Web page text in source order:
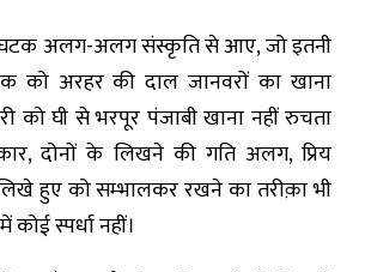
अलग-अलग संस्कृति से आए, जो इतनी
को अरहर की दाल जानवरों का खाना
को घी से भरपूर पंजाबी खाना नहीं रुचता
दोनों के लिखने की गति अलग, प्रिय
हुए को सम्भालकर रखने का तरीक़ा भी
स्पर्धा नहीं।